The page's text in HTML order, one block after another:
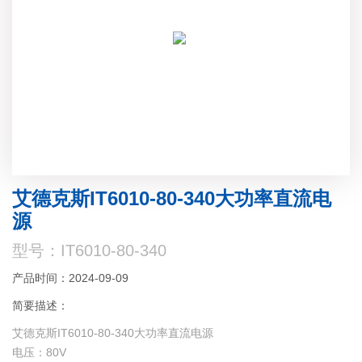
艾德克斯IT6010-80-340大功率直流电
源
型号：IT6010-80-340
产品时间：2024-09-09
简要描述：
艾德克斯IT6010-80-340大功率直流电源
电压：80V